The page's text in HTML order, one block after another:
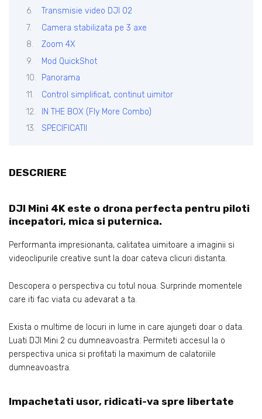
Transmisie video DJI 02
Camera stabilizata pe 3 axe
Zoom 4X
Mod QuickShot
Panorama
Control simplificat, continut uimitor
IN THE BOX (Fly More Combo)
SPECIFICATII
DESCRIERE
DJI Mini 4K este o drona perfecta pentru piloti
incepatori, mica si puternica.
Performanta impresionanta, calitatea uimitoare a imaginii si
videoclipurile creative sunt la doar cateva clicuri distanta.
Descopera o perspectiva cu totul noua. Surprinde momentele
care iti fac viata cu adevarat a ta.
Exista o multime de locuri in lume in care ajungeti doar o data.
Luati DJI Mini 2 cu dumneavoastra. Permiteti accesul la o
perspectiva unica si profitati la maximum de calatoriile
dumneavoastra.
Impachetati usor, ridicati-va spre libertate